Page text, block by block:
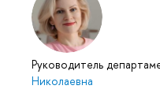
Руководитель
Николаевна